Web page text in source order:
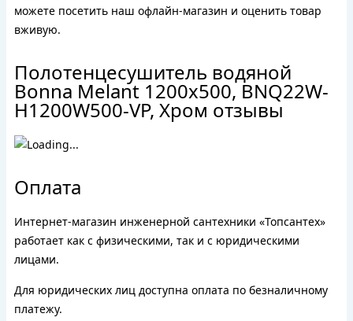
можете посетить наш офлайн-магазин и оценить товар
вживую.
Полотенцесушитель водяной
Bonna Melant 1200x500, BNQ22W-
H1200W500-VP, Хром отзывы
Оплата
Интернет-магазин инженерной сантехники «Топсантех»
работает как с физическими, так и с юридическими
лицами.
Для юридических лиц доступна оплата по безналичному
платежу.